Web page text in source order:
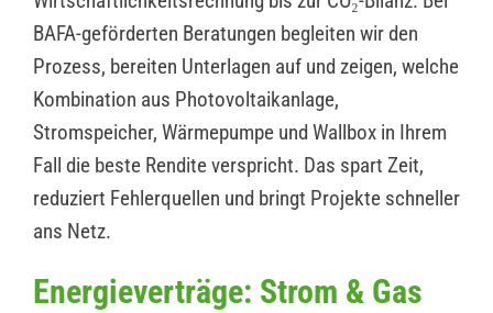
BAFA-geförderten Beratungen begleiten wir den
Prozess, bereiten Unterlagen auf und zeigen, welche
Kombination aus Photovoltaikanlage,
Stromspeicher, Wärmepumpe und Wallbox in Ihrem
Fall die beste Rendite verspricht. Das spart Zeit,
reduziert Fehlerquellen und bringt Projekte schneller
ans Netz.
Energieverträge: Strom & Gas